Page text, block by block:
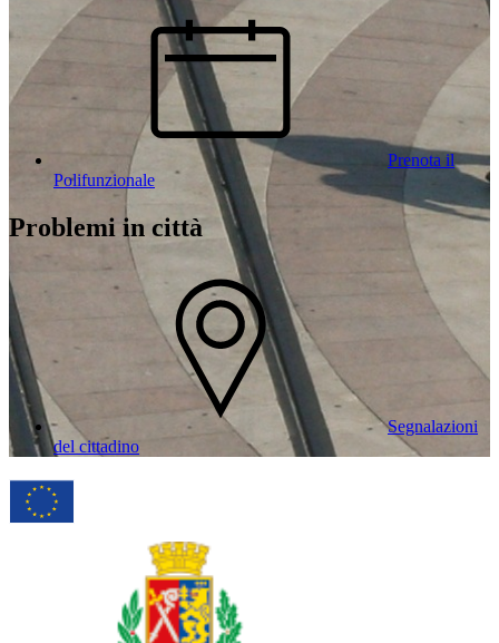
Prenota il
Polifunzionale
Problemi in città
Segnalazioni
del cittadino